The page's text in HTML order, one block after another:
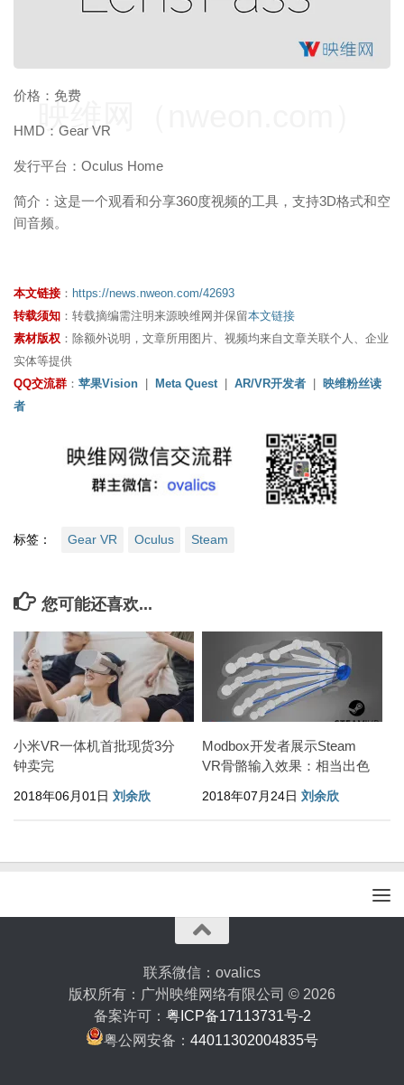
价格：免费
HMD：Gear VR
发行平台：Oculus Home
简介：这是一个观看和分享360度视频的工具，支持3D格式和空
间音频。
映维网（nweon.com）
本文链接 ： https://news.nweon.com/42693
转载须知 ：转载摘编需注明来源映维网并保留本文链接
素材版权 ：除额外说明，文章所用图片、视频均来自文章关联个人、企业
实体等提供
QQ交流群 ： 苹果Vision Meta Quest| AR/VR开发者
映维粉丝读
者
标签： Gear VR Oculus Steam
您可能还喜欢...
小米VR一体机首批现货3分
钟卖完
2018年06月01日 刘余欣
Modbox开发者展示Steam
VR骨骼输入效果：相当出色
2018年07月24日 刘余欣
联系微信：ovalics
版权所有：广州映维网络有限公司 © 2026
备案许可： 粤ICP备17113731号-2
粤公网安备： 44011302004835号